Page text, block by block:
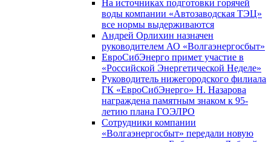
На источниках подготовки горячей
воды компании «Автозаводская ТЭЦ»
все нормы выдерживаются
Андрей Орлихин назначен
руководителем АО «Волгаэнергосбыт»
ЕвроСибЭнерго примет участие в
«Российской Энергетической Неделе»
Руководитель нижегородского филиала
ГК «ЕвроСибЭнерго» Н. Назарова
награждена памятным знаком к 95-
летию плана ГОЭЛРО
Сотрудники компании
«Волгаэнергосбыт» передали новую